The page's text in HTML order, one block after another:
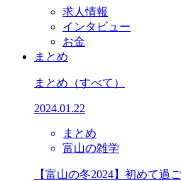
求人情報
インタビュー
お金
まとめ
まとめ （すべて）
2024.01.22
まとめ
富山の雑学
【富山の冬2024】初めて過